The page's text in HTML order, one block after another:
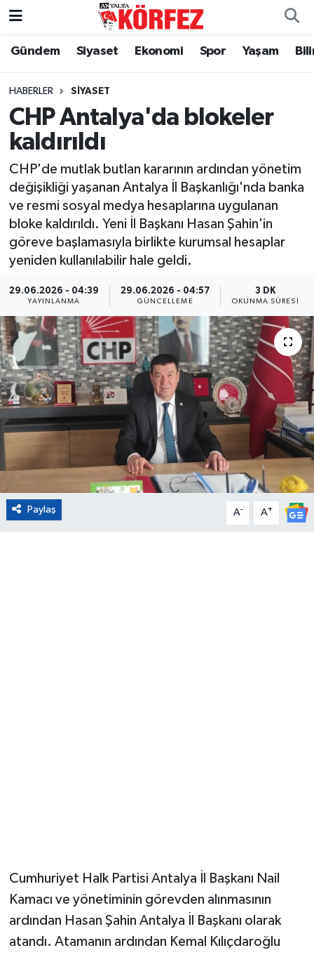
Gündem Siyaset Ekonomi Spor Yaşam
HABERLER SIYASET
CHP Antalya'da blokeler
kaldırıldı
CHP'de mutlak butlan kararının ardından yönetim
değişikliği yaşanan Antalya İl Başkanlığı'nda banka
ve resmi sosyal medya hesaplarına uygulanan
bloke kaldırıldı. Yeni İl Başkanı Hasan Şahin'in
göreve başlamasıyla birlikte kurumsal hesaplar
yeniden kullanılabilir hale geldi.
29.06.2026 - 04:39
YAYINLANMA
29.06.2026 - 04:57
GÜNCELLEME
3 DK
OKUNMA SÜRESI
Paylaş A- A+
Cumhuriyet Halk Partisi Antalya İl Başkanı Nail
Kamacı ve yönetiminin görevden alınmasının
ardından Hasan Şahin Antalya İl Başkanı olarak
atandı. Atamanın ardından Kemal Kılıçdaroğlu
Gündem
Siyaset
Yerel Yönetim
Spor
Yaşam
Asayiş
Dünya
Eğitim
Sağlık
Magazin
Turizm
Kültür ve Sanat
Nöbetçi Eczaneler
Hava Durumu
Trafik Durumu
Tüm Manşetler
Son Dakika Haberleri
Haber Arşivi